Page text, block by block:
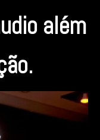
além